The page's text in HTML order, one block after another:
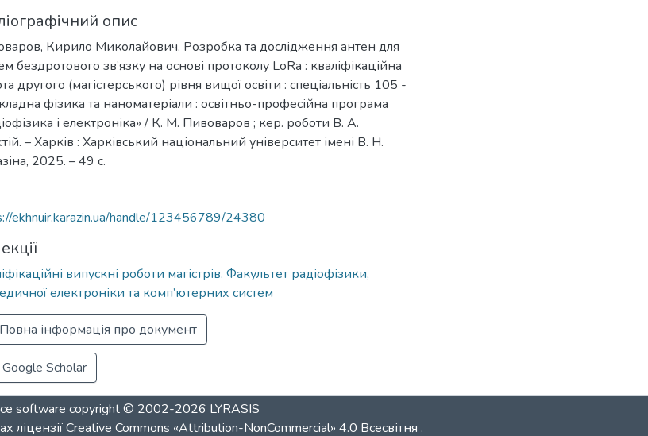
опис
Кирило Миколайович. Розробка та дослідження антен для
бездротового зв’язку на основі протоколу LoRa : кваліфікаційна
другого (магістерського) рівня вищої освіти : спеціальність 105 -
фізика та наноматеріали : освітньо-професійна програма
і електроніка» / К. М. Пивоваров ; кер. роботи В. А.
– Харків : Харківський національний університет імені В. Н.
2025. – 49 с.
ekhnuir.karazin.ua/handle/123456789/24380
випускні роботи магістрів. Факультет радіофізики,
електроніки та комп’ютерних систем
Повна інформація про документ
Google Scholar
software copyright © 2002-2026 LYRASIS
ліцензіїCreative Commons «Attribution-NonCommercial» 4.0 Всесвітня .